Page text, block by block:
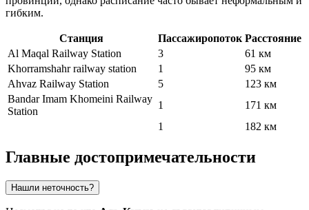
гибким.
Станция Пассажиропоток Расстояние
Al Maqal Railway Station
3
61 км
Khorramshahr railway station
1
95 км
Ahvaz Railway Station
5
123 км
Bandar Imam Khomeini Railway
Station
1
171 км
1
182 км
Главные достопримечательности
Нашли неточность?